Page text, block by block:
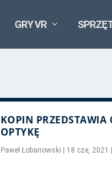
GRY VR
KOPIN PRZEDSTAWIA
OPTYKĘ
Paweł Łobanowski 18 cze, 2021